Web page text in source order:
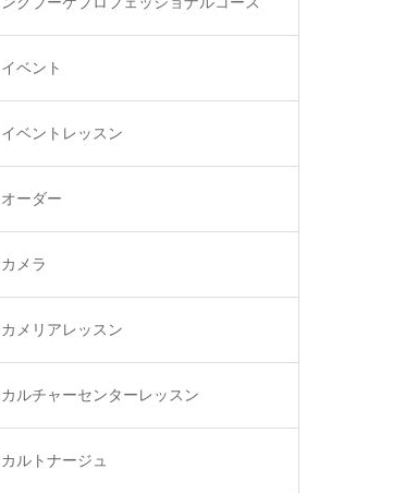
イベント
イベントレッスン
オーダー
カメラ
カメリアレッスン
カルチャーセンターレッスン
カルトナージュ